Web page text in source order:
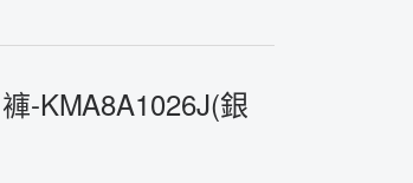
-KMA8A1026J(銀